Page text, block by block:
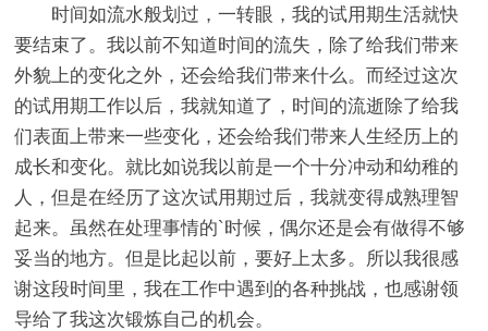
时间如流水般划过，一转眼，我的试用期生活就快
要结束了。我以前不知道时间的流失，除了给我们带来
外貌上的变化之外，还会给我们带来什么。而经过这次
的试用期工作以后，我就知道了，时间的流逝除了给我
们表面上带来一些变化，还会给我们带来人生经历上的
成长和变化。就比如说我以前是一个十分冲动和幼稚的
人，但是在经历了这次试用期过后，我就变得成熟理智
起来。虽然在处理事情的`时候，偶尔还是会有做得不够
妥当的地方。但是比起以前，要好上太多。所以我很感
谢这段时间里，我在工作中遇到的各种挑战，也感谢领
导给了我这次锻炼自己的机会。